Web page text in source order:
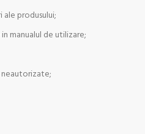
produsului;
manualul de utilizare;
neautorizate;